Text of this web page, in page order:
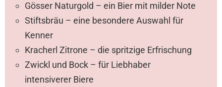
Gösser Naturgold – ein Bier mit milder Note
Stiftsbräu – eine besondere Auswahl für
Kenner
Kracherl Zitrone – die spritzige Erfrischung
Zwickl und Bock – für Liebhaber
intensiverer Biere